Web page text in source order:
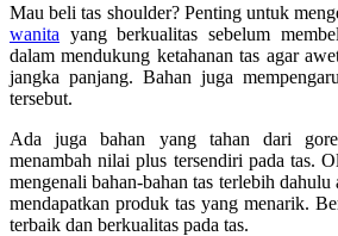
Mau beli tas shoulder? Penting untuk
wanita yang berkualitas sebelum
dalam mendukung ketahanan tas agar
jangka panjang. Bahan juga
tersebut.
Ada juga bahan yang tahan dari
menambah nilai plus tersendiri pada tas.
mengenali bahan-bahan tas terlebih
mendapatkan produk tas yang menarik.
terbaik dan berkualitas pada tas.